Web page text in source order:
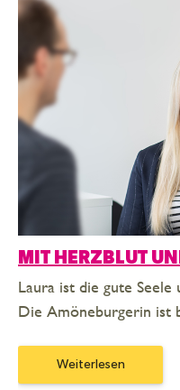
MIT HERZBLUT
Laura ist die gute
Die Amöneburgerin ist
Weiterlesen